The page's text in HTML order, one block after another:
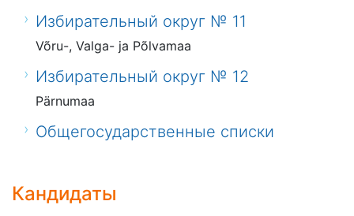
Избирательный округ № 11
Võru-, Valga- ja Põlvamaa
Избирательный округ № 12
Pärnumaa
Общегосударственные списки
Кандидаты